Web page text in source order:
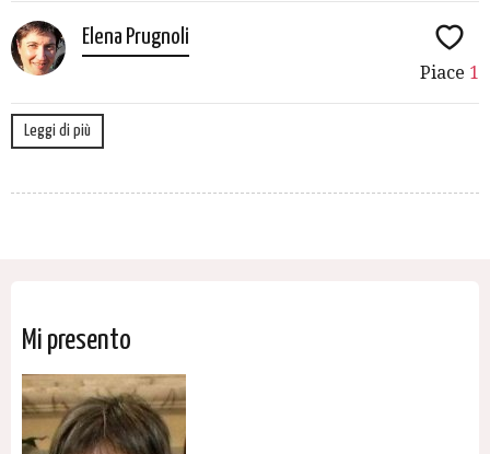
Elena Prugnoli
Piace 1
Leggi di più
Mi presento